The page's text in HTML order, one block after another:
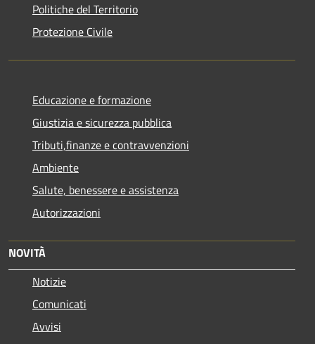
Politiche del Territorio
Protezione Civile
Educazione e formazione
Giustizia e sicurezza pubblica
Tributi,finanze e contravvenzioni
Ambiente
Salute, benessere e assistenza
Autorizzazioni
NOVITÀ
Notizie
Comunicati
Avvisi